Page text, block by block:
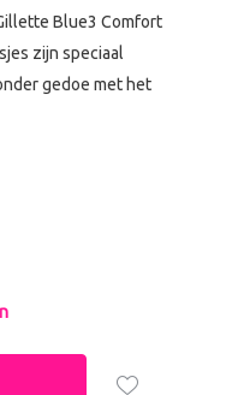
Blue3 Comfort
zijn speciaal
gedoe met het